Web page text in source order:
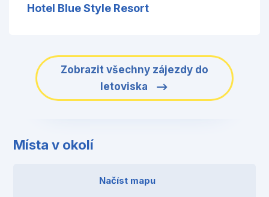
Hotel Blue Style Resort
Zobrazit všechny zájezdy do
letoviska
Místa v okolí
Načíst mapu